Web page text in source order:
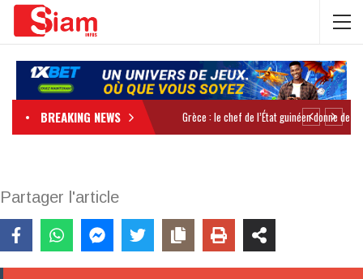
BREAKING NEWS
Partager l'article